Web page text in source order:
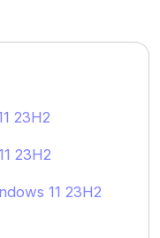
23H2
23H2
11 23H2